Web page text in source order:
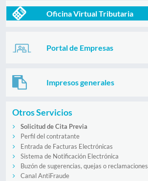
Oficina Virtual Tributaria
Portal de Empresas
Impresos generales
Otros Servicios
Solicitud de Cita Previa
Perfil del contratante
Entrada de Facturas Electrónicas
Sistema de Notificación Electrónica
Buzón de sugerencias, quejas o reclamaciones
Canal AntiFraude